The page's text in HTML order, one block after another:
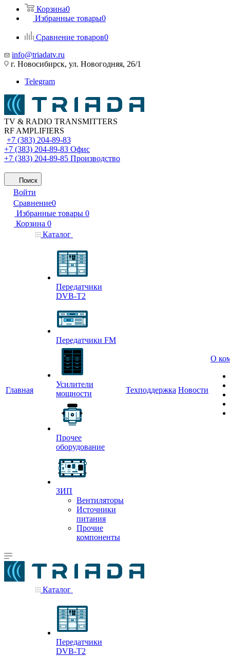
Корзина0
Избранные товары0
Сравнение товаров0
info@triadatv.ru
г. Новосибирск, ул. Новогодняя, 26/1
Telegram
TV & RADIO TRANSMITTERS
RF AMPLIFIERS
+7 (383) 204-89-83
+7 (383) 204-89-83 Офис
+7 (383) 204-89-85 Производство
Поиск
Войти
Сравнение0
Избранные товары 0
Корзина 0
Главная
Каталог
Передатчики
DVB-T2
Передатчики FM
Усилители
мощности
Прочее
оборудование
ЗИП
Вентиляторы
Источники
питания
Прочие
компоненты
Техподдержка Новости
О
Каталог
Передатчики
DVB-T2